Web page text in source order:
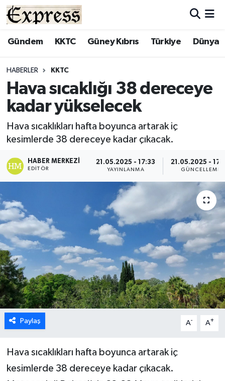
Gündem KKTC Güney Kıbrıs Türkiye Dünya
HABERLER KKTC
Hava sıcaklığı 38 dereceye
kadar yükselecek
Hava sıcaklıkları hafta boyunca artarak iç
kesimlerde 38 dereceye kadar çıkacak.
HABER MERKEZI
EDITÖR
21.05.2025 - 17:33
YAYINLANMA
21.05.2025 -
GÜNCELLEME
Paylaş A- A+
Hava sıcaklıkları hafta boyunca artarak iç
kesimlerde 38 dereceye kadar çıkacak.
ALAYKÖY
BİLİM
ÇATALKÖY
DÜNYA
EĞİTİM
ENGLISH
ESENTEPE
GAZİMAĞUSA
GİRNE
GÜNDEM
İÇ HABERLER
Hava Durumu
Süper Lig Puan Durumu ve Fikstür
Tüm Manşetler
Son Dakika Haberleri
Haber Arşivi